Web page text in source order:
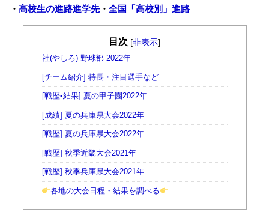
・高校生の進路進学先・全国「高校別」進路
目次 [非表示]
社(やしろ) 野球部 2022年
[チーム紹介] 特長・注目選手など
[戦歴•結果] 夏の甲子園2022年
[成績] 夏の兵庫県大会2022年
[戦歴] 夏の兵庫県大会2022年
[戦歴] 秋季近畿大会2021年
[戦歴] 秋季兵庫県大会2021年
各地の大会日程・結果を調べる